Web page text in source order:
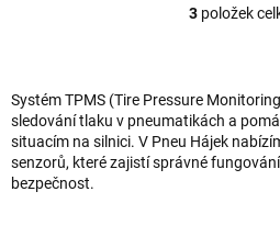
O
á
d
a
c
3položek
Systém TPMS (Tire Pressure
sledování tlaku v pneumatikách a
situacím na silnici. V Pneu Hájek
senzorů, které zajistí správné
bezpečnost.